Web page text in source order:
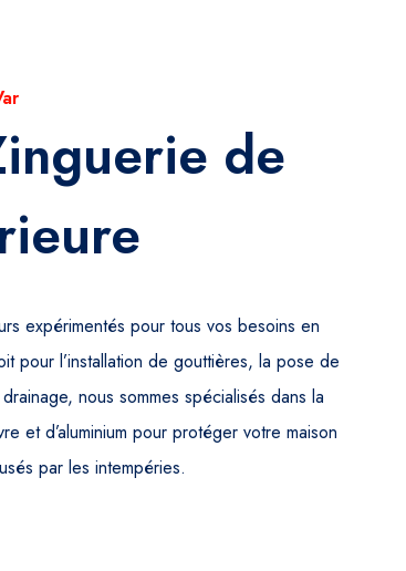
de
expérimentés pour tous vos besoins en
pour l’installation de gouttières, la pose de
nous sommes spécialisés dans la
et d’aluminium pour protéger votre maison
par les intempéries.